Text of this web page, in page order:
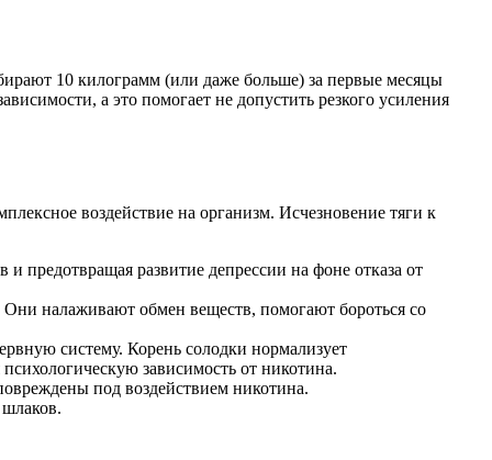
10 килограмм (или даже больше) за первые месяцы
а это помогает не допустить резкого усиления
воздействие на организм. Исчезновение тяги к
предотвращая развитие депрессии на фоне отказа от
налаживают обмен веществ, помогают бороться со
систему. Корень солодки нормализует
зависимость от никотина.
под воздействием никотина.